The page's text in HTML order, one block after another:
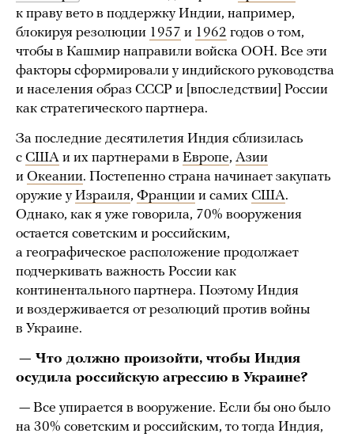
к праву вето в поддержку Индии, например,
блокируя резолюции 1957 и 1962 годов о том,
чтобы в Кашмир направили войска ООН. Все эти
факторы сформировали у индийского руководства
и населения образ СССР и [впоследствии] России
как стратегического партнера.
За последние десятилетия Индия сблизилась
с США и их партнерами в Европе, Азии
и Океании. Постепенно страна начинает закупать
оружие уИзраиля, Франции и самих США.
Однако, как я уже говорила, 70% вооружения
остается советским и российским,
а географическое расположение продолжает
подчеркивать важность России как
континентального партнера. Поэтому Индия
и воздерживается от резолюций против войны
в Украине.
— Что должно произойти, чтобы Индия
осудила российскую агрессию в Украине?
— Все упирается в вооружение. Если бы оно было
на 30% советским и российским, то тогда Индия,